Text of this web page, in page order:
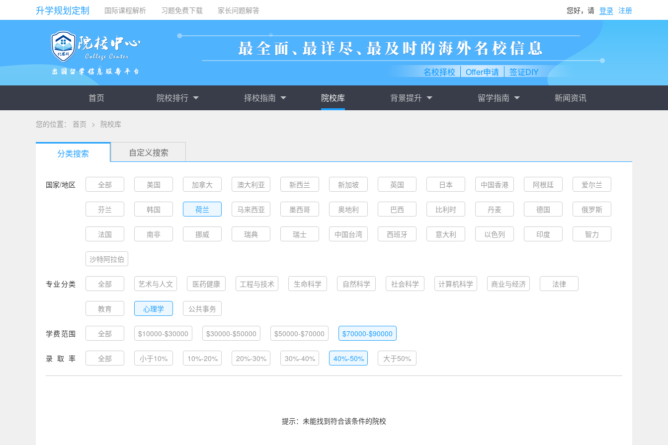
升学规划定制 国际课程解析 习题免费下载 家长问题解答 您好，请 登录 注册
名校择校 Offer申请 签证DIY
首页 院校排行 择校指南 院校库 背景提升 留学指南 新闻资讯
您的位置： 首页 > 院校库
分类搜索 自定义搜索
国家/地区 全部 美国 加拿大 澳大利亚 新西兰 新加坡 英国 日本 中国香港 阿根廷 爱尔兰
芬兰 韩国 荷兰 马来西亚 墨西哥 奥地利 巴西 比利时 丹麦 德国 俄罗斯
法国 南非 挪威 瑞典 瑞士 中国台湾 西班牙 意大利 以色列 印度 智力
沙特阿拉伯
专业分类 全部 艺术与人文 医药健康 工程与技术 生命科学 自然科学 社会科学 计算机科学 商业与经济 法律
教育 心理学 公共事务
学费范围 全部 $10000-$30000 $30000-$50000 $50000-$70000 $70000-$90000
录取率 全部 小于10% 10%-20% 20%-30% 30%-40% 40%-50% 大于50%
提示：未能找到符合该条件的院校